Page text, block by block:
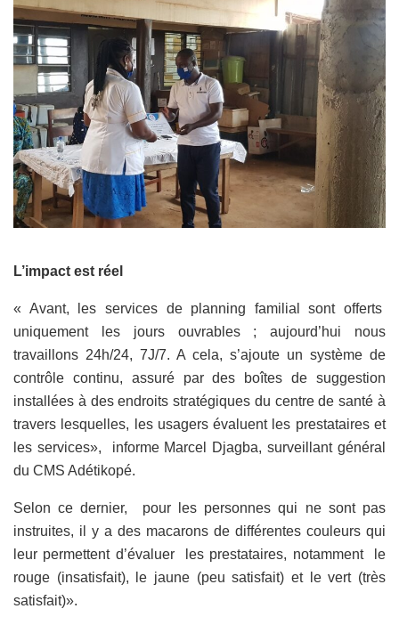
L’impact est réel
« Avant, les services de planning familial sont offerts
uniquement les jours ouvrables ; aujourd’hui nous
travaillons 24h/24, 7J/7. A cela, s’ajoute un système de
contrôle continu, assuré par des boîtes de suggestion
installées à des endroits stratégiques du centre de santé à
travers lesquelles, les usagers évaluent les prestataires et
les services», informe Marcel Djagba, surveillant général
du CMS Adétikopé.
Selon ce dernier, pour les personnes qui ne sont pas
instruites, il y a des macarons de différentes couleurs qui
leur permettent d’évaluer les prestataires, notamment le
rouge (insatisfait), le jaune (peu satisfait) et le vert (très
satisfait)».